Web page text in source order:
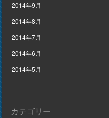
2014年9月
2014年8月
2014年7月
2014年6月
2014年5月
カテゴリー